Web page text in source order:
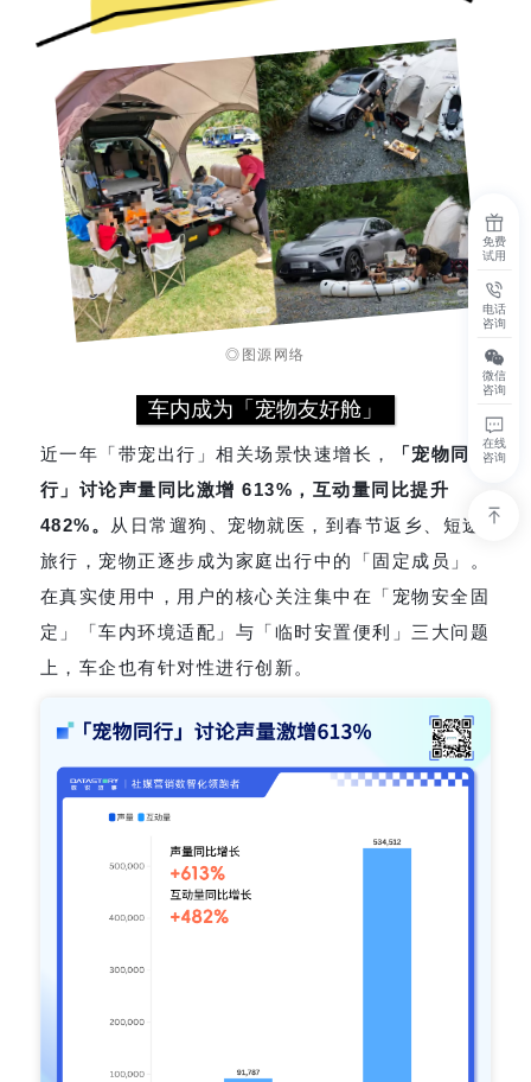
◎图源网络
车内成为「宠物友好舱」
近一年「带宠出行」相关场景快速增长，
「宠物同
行」讨论声量同比激增 613%，互动量同比提升
482%。 从日常遛狗、宠物就医，到春节返乡、短途
旅行，宠物正逐步成为家庭出行中的「固定成员」。
在真实使用中，用户的核心关注集中在「宠物安全固
定」「车内环境适配」与「临时安置便利」三大问题
上，车企也有针对性进行创新。
免费
试用
电话
咨询
微信
咨询
在线
咨询